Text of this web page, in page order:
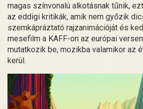
magas színvonalú alkotásnak tűnik,
az eddigi kritikák, amik nem győzik
szemkápráztató rajzanimációját és
mesefilm a KAFF-on az európai
mutatkozik be, mozikba valamikor az
kerül.